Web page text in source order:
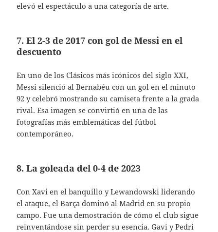
elevó el espectáculo a una categoría de arte.
7. El 2-3 de 2017 con gol de Messi en el
descuento
En uno de los Clásicos más icónicos del siglo XXI,
Messi silenció al Bernabéu con un gol en el minuto
92 y celebró mostrando su camiseta frente a la grada
rival. Esa imagen se convirtió en una de las
fotografías más emblemáticas del fútbol
contemporáneo.
8. La goleada del 0-4 de 2023
Con Xavi en el banquillo y Lewandowski liderando
el ataque, el Barça dominó al Madrid en su propio
campo. Fue una demostración de cómo el club sigue
reinventándose sin perder su esencia. Gavi y Pedri